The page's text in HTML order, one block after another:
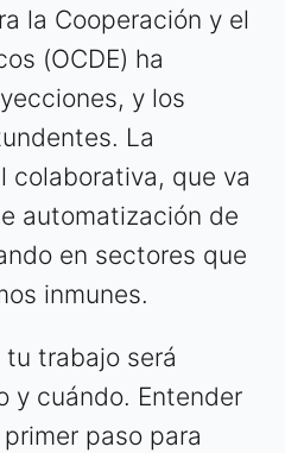
la Cooperación y el
(OCDE) ha
y los
La
que va
automatización de
en sectores que
inmunes.
tu trabajo será
y cuándo. Entender
paso para